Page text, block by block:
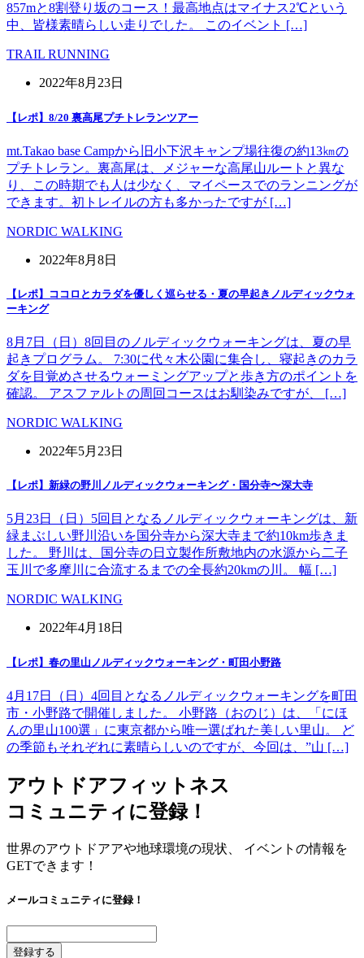
857mと8割登り坂のコース！最高地点はマイナス2℃という
中、皆様素晴らしい走りでした。 このイベント […]
TRAIL RUNNING
2022年8月23日
【レポ】8/20 裏高尾プチトレランツアー
mt.Takao base Campから旧小下沢キャンプ場往復の約13㎞の
プチトレラン。裏高尾は、メジャーな高尾山ルートと異な
り、この時期でも人は少なく、マイペースでのランニングが
できます。初トレイルの方も多かったですが […]
NORDIC WALKING
2022年8月8日
【レポ】ココロとカラダを優しく巡らせる・夏の早起きノルディックウォ
ーキング
8月7日（日）8回目のノルディックウォーキングは、夏の早
起きプログラム。 7:30に代々木公園に集合し、寝起きのカラ
ダを目覚めさせるウォーミングアップと歩き方のポイントを
確認。 アスファルトの周回コースはお馴染みですが、 […]
NORDIC WALKING
2022年5月23日
【レポ】新緑の野川ノルディックウォーキング・国分寺〜深大寺
5月23日（日）5回目となるノルディックウォーキングは、新
緑まぶしい野川沿いを国分寺から深大寺まで約10km歩きま
した。 野川は、国分寺の日立製作所敷地内の水源から二子
玉川で多摩川に合流するまでの全長約20kmの川。 幅 […]
NORDIC WALKING
2022年4月18日
【レポ】春の里山ノルディックウォーキング・町田小野路
4月17日（日）4回目となるノルディックウォーキングを町田
市・小野路で開催しました。 小野路（おのじ）は、「にほ
んの里山100選」に東京都から唯一選ばれた美しい里山。 ど
の季節もそれぞれに素晴らしいのですが、今回は、”山 […]
アウトドアフィットネス
コミュニティに登録！
世界のアウトドアアや地球環境の現状、 イベントの情報を
GETできます！
メールコミュニティに登録！